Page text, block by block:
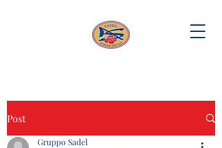
Post
Gruppo Sadel